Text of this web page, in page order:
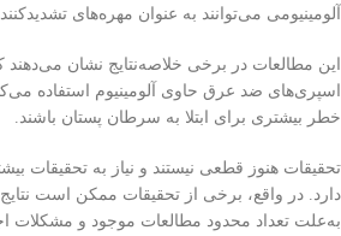
آلومینیومی می‌توانند به عنوان مهره‌های
این مطالعات در برخی خلاصه‌نتایج نشان می‌دهند
اسپری‌های ضد عرق حاوی آلومینیوم استفاده
خطر بیشتری برای ابتلا به سرطان پستان باشند.
تحقیقات هنوز قطعی نیستند و نیاز به تحقیقات
دارد. در واقع، برخی از تحقیقات ممکن است
به‌علت تعداد محدود مطالعات موجود و مشکلات